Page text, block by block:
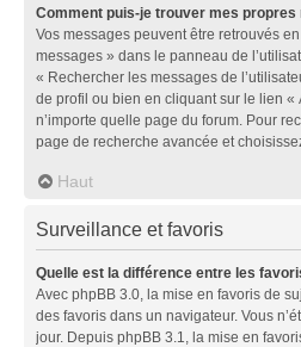
Comment puis-je trouver mes
Vos messages peuvent être retrouvés
messages » dans le panneau de
« Rechercher les messages de
de profil ou bien en cliquant sur le lien «
n’importe quelle page du forum. Pour
page de recherche avancée et
Haut
Surveillance et favoris
Quelle est la différence entre les
Avec phpBB 3.0, la mise en favoris de
des favoris dans un navigateur. Vous
jour. Depuis phpBB 3.1, la mise en